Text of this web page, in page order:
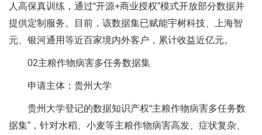
人高保真训练，通过“开源+商业授权”模式开放部分数据并
提供定制服务。目前，该数据集已赋能宇树科技、上海智
元、银河通用等近百家境内外客户，累计收益近亿元。
02主粮作物病害多任务数据集
申请主体：贵州大学
贵州大学登记的数据知识产权“主粮作物病害多任务数
据集”，针对水稻、小麦等主粮作物病害高发、症状复杂、